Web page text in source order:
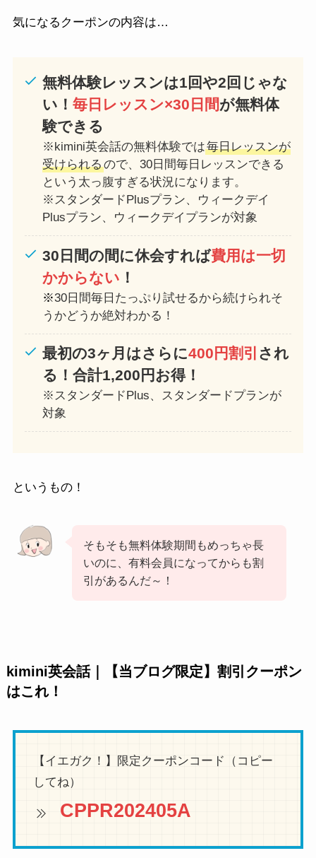
気になるクーポンの内容は…
無料体験レッスンは1回や2回じゃな
い！毎日レッスン×30日間が無料体
験できる
※kimini英会話の無料体験では毎日レッスンが
受けられるので、30日間毎日レッスンできる
という太っ腹すぎる状況になります。
※スタンダードPlusプラン、ウィークデイ
Plusプラン、ウィークデイプランが対象
30日間の間に休会すれば費用は一切
かからない ！
※30日間毎日たっぷり試せるから続けられそ
うかどうか絶対わかる！
最初の3ヶ月はさらに400円割引 され
る！合計1,200円お得！
※スタンダードPlus、スタンダードプランが
対象
というもの！
そもそも無料体験期間もめっちゃ長
いのに、有料会員になってからも割
引があるんだ～！
kimini英会話｜【当ブログ限定】割引クーポン
はこれ！
【イエガク！】限定クーポンコード（コピー
してね）
CPPR202405A